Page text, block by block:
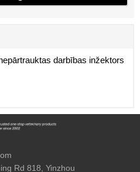
darbības inžektors
Rd 818, Yinzhou